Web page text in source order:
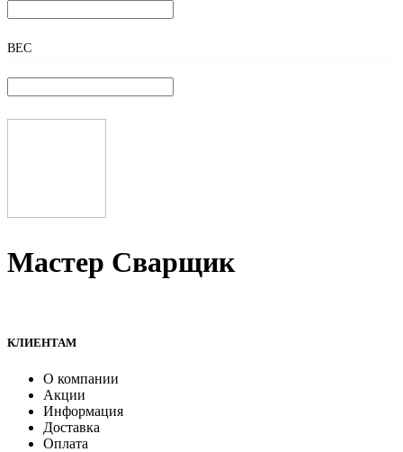
ВЕС
Мастер Сварщик
КЛИЕНТАМ
О компании
Акции
Информация
Доставка
Оплата